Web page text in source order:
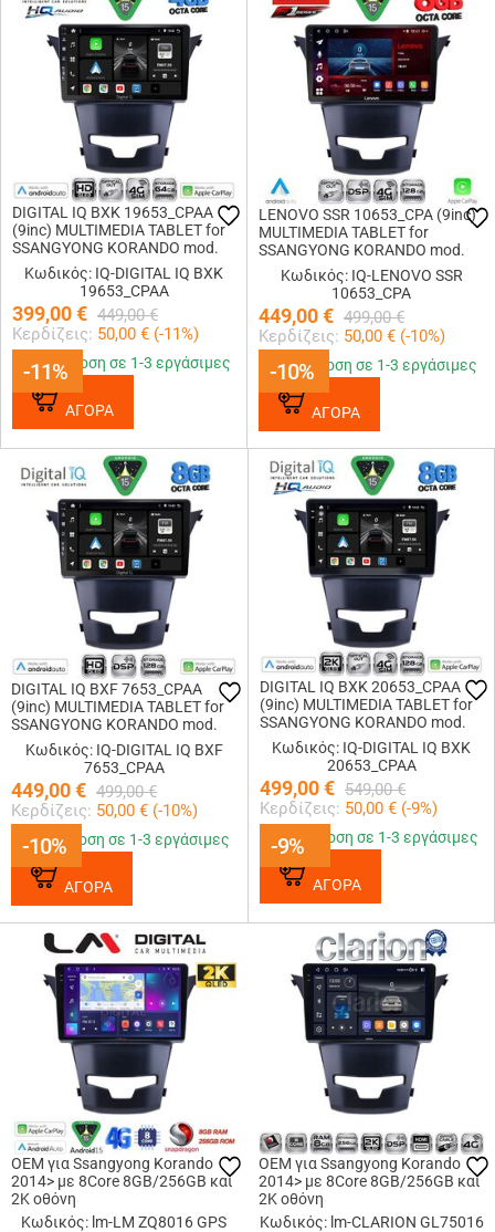
-11%
DIGITAL IQ BXK 19653_CPAA
(9inc) MULTIMEDIA TABLET for
SSANGYONG KORANDO mod.
2014-2019
Κωδικός: IQ-DIGITAL IQ BXK
19653_CPAA
399,00€ 449,00 €
Κερδίζεις: 50,00 € (-11%)
-11%
Παράδοση σε 1-3 εργάσιμες
ΑΓΟΡΑ
-10%
LENOVO SSR 10653_CPA (9inc)
MULTIMEDIA TABLET for
SSANGYONG KORANDO mod.
2014-2019
Κωδικός: IQ-LENOVO SSR
10653_CPA
449,00€ 499,00 €
Κερδίζεις: 50,00 € (-10%)
-10%
Παράδοση σε 1-3 εργάσιμες
ΑΓΟΡΑ
-10%
DIGITAL IQ BXF 7653_CPAA
(9inc) MULTIMEDIA TABLET for
SSANGYONG KORANDO mod.
2014-2019
Κωδικός: IQ-DIGITAL IQ BXF
7653_CPAA
449,00€ 499,00 €
Κερδίζεις: 50,00 € (-10%)
-10%
Παράδοση σε 1-3 εργάσιμες
ΑΓΟΡΑ
-9%
DIGITAL IQ BXK 20653_CPAA
(9inc) MULTIMEDIA TABLET for
SSANGYONG KORANDO mod.
2014-2019
Κωδικός: IQ-DIGITAL IQ BXK
20653_CPAA
499,00€ 549,00 €
Κερδίζεις: 50,00 € (-9%)
-9%
Παράδοση σε 1-3 εργάσιμες
ΑΓΟΡΑ
OEM για Ssangyong Korando
2014> με 8Core 8GB/256GB και
2Κ οθόνη
Κωδικός: lm-LM ZQ8016 GPS
OEM για Ssangyong Korando
2014> με 8Core 8GB/256GB και
2Κ οθόνη
Κωδικός: lm-CLARION GL75016